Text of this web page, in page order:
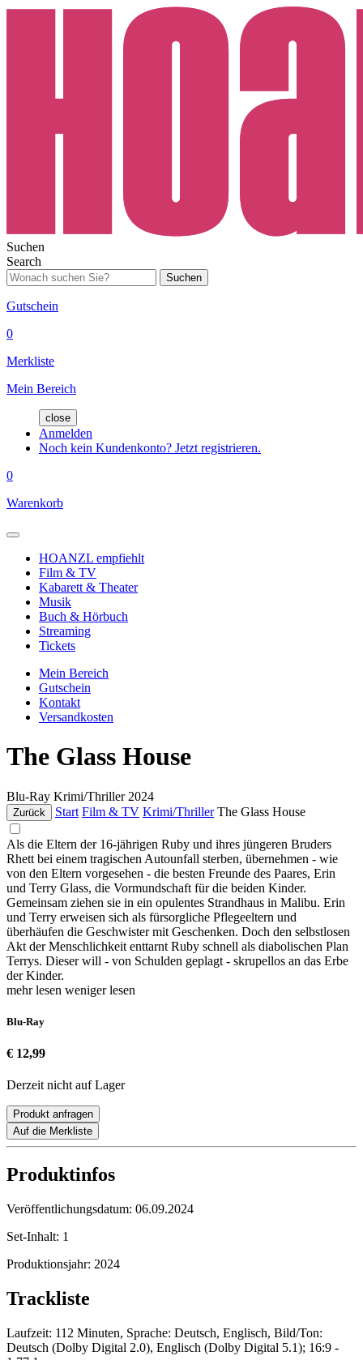
Suchen
Search
Suchen
Gutschein
0
Merkliste
Mein Bereich
close
Anmelden
Noch kein Kundenkonto? Jetzt registrieren.
0
Warenkorb
HOANZL empfiehlt
Film & TV
Kabarett & Theater
Musik
Buch & Hörbuch
Streaming
Tickets
Mein Bereich
Gutschein
Kontakt
Versandkosten
The Glass House
Blu-Ray Krimi/Thriller 2024
Zurück Start Film & TV Krimi/Thriller The Glass House
Als die Eltern der 16-jährigen Ruby und ihres jüngeren Bruders
Rhett bei einem tragischen Autounfall sterben, übernehmen - wie
von den Eltern vorgesehen - die besten Freunde des Paares, Erin
und Terry Glass, die Vormundschaft für die beiden Kinder.
Gemeinsam ziehen sie in ein opulentes Strandhaus in Malibu. Erin
und Terry erweisen sich als fürsorgliche Pflegeeltern und
überhäufen die Geschwister mit Geschenken. Doch den selbstlosen
Akt der Menschlichkeit enttarnt Ruby schnell als diabolischen Plan
Terrys. Dieser will - von Schulden geplagt - skrupellos an das Erbe
der Kinder.
mehr lesen weniger lesen
Blu-Ray
€ 12,99
Derzeit nicht auf Lager
Produkt anfragen
Auf die Merkliste
Produktinfos
Veröffentlichungsdatum: 06.09.2024
Set-Inhalt: 1
Produktionsjahr: 2024
Trackliste
Laufzeit: 112 Minuten, Sprache: Deutsch, Englisch, Bild/Ton:
Deutsch (Dolby Digital 2.0), Englisch (Dolby Digital 5.1); 16:9 -